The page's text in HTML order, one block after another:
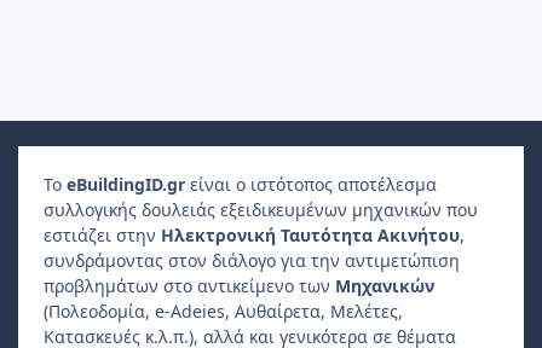
Το eBuildingID.gr είναι ο ιστότοπος αποτέλεσμα
συλλογικής δουλειάς εξειδικευμένων μηχανικών που
εστιάζει στην Ηλεκτρονική Ταυτότητα Ακινήτου,
συνδράμοντας στον διάλογο για την αντιμετώπιση
προβλημάτων στο αντικείμενο των Μηχανικών
(Πολεοδομία, e-Adeies, Αυθαίρετα, Μελέτες,
Κατασκευές κ.λ.π.), αλλά και γενικότερα σε θέματα